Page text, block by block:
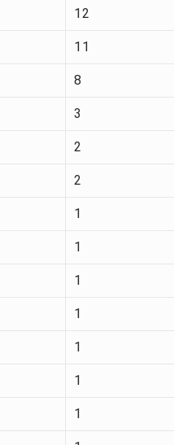
12
11
8
3
2
2
1
1
1
1
1
1
1